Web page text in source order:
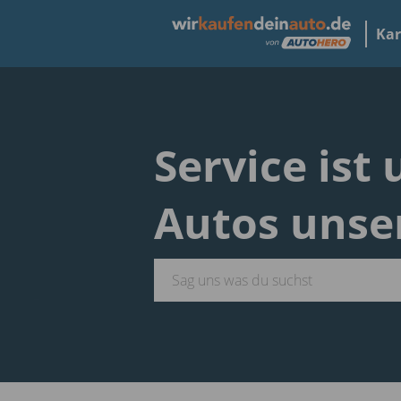
Service ist
Autos